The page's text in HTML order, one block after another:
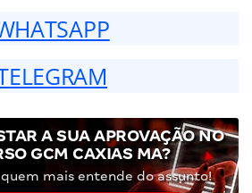
A SUA APROVAÇÃO NO
GCM CAXIAS MA?
mais entende do assunto!